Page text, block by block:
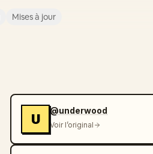
Mises à jour
U
@underwood
Voir l’original